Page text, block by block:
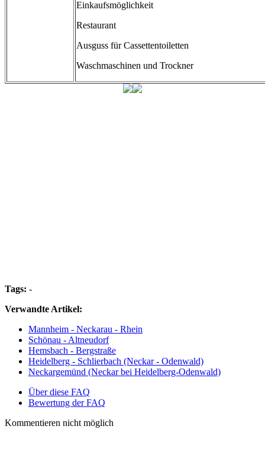
Einkaufsmöglichkeit
Restaurant
Ausguss für Cassettentoiletten
Waschmaschinen und Trockner
Tags: -
Verwandte Artikel:
Mannheim - Neckarau - Rhein
Schönau - Altneudorf
Hemsbach - Bergstraße
Heidelberg - Schlierbach (Neckar - Odenwald)
Neckargemünd (Neckar bei Heidelberg-Odenwald)
Über diese FAQ
Bewertung der FAQ
Kommentieren nicht möglich